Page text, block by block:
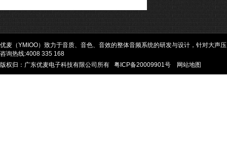
优麦（YMIOO）致力于音质、音色、音效的整体音频系统的研发与设计，针对大
咨询热线:4008 335 168
版权归：广东优麦电子科技有限公司所有 粤ICP备20009901号 网站地图